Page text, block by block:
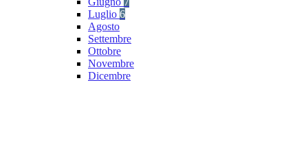
Luglio 6
Agosto
Settembre
Ottobre
Novembre
Dicembre